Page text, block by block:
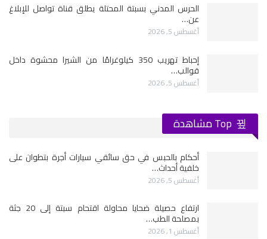
الحرس المدني بسبتة المحتلة يطلق قناة تواصل للإبلاغ
عن…
أغسطس 5, 2026
إحباط تهريب 350 كيلوغرامًا من الشيرا محشوة داخل
قوالب…
أغسطس 5, 2026
أحكام بالحبس في حق سائقي سيارات أجرة بتطوان على
خلفية أحداث…
أغسطس 5, 2026
ارتفاع حصيلة ضحايا محاولة اقتحام سبتة إلى 20 جثة
بمصلحة الطب…
أغسطس 1, 2026